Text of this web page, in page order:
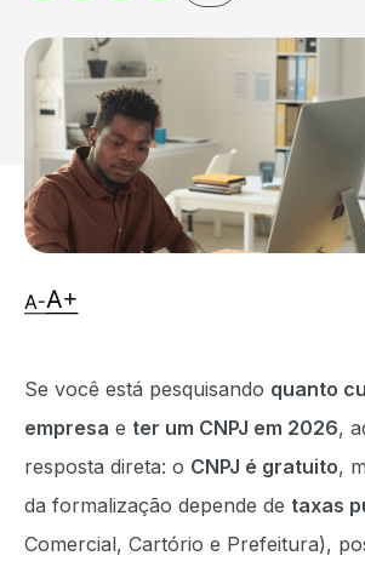
Se você está pesquisando quanto
empresa e ter um CNPJ em 2026,
resposta direta: o CNPJ é gratuito,
da formalização depende de taxas
Comercial, Cartório e Prefeitura),